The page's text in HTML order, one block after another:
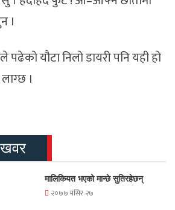
।
पढेको यौटा निलो डायरी पनि यही हो
।
खवर
मालिकियत भएको मान्छे सुतिरहेछन्
२०७७ मंसिर २७